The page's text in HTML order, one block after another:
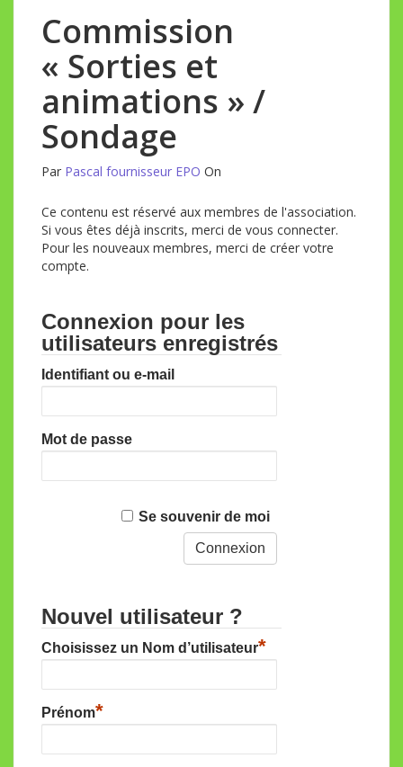
Commission
« Sorties et
animations » /
Sondage
Par Pascal fournisseur EPO On
Ce contenu est réservé aux membres de l'association.
Si vous êtes déjà inscrits, merci de vous connecter.
Pour les nouveaux membres, merci de créer votre
compte.
Connexion pour les
utilisateurs enregistrés
Identifiant ou e-mail
Mot de passe
Se souvenir de moi
Nouvel utilisateur ?
Choisissez un Nom d’utilisateur*
Prénom*